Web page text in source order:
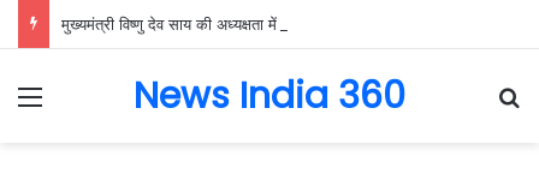
Menu News India 360